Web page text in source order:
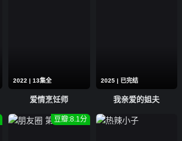
2022 | 13集全
爱情烹饪师
2025 | 已完结
我亲爱的姐夫
豆瓣:8.1分